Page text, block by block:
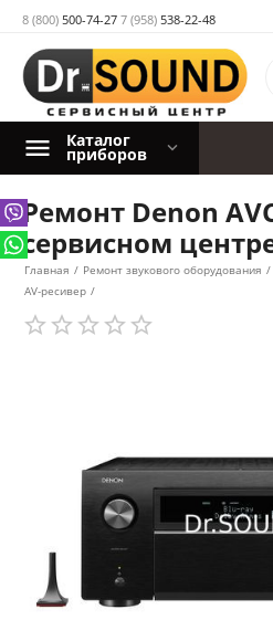
8 (800) 500-74-27 7 (958) 538-22-48
Каталог
приборов
Ремонт Denon
сервисном
Главная / Ремонт звукового оборудования /
AV-ресивер /